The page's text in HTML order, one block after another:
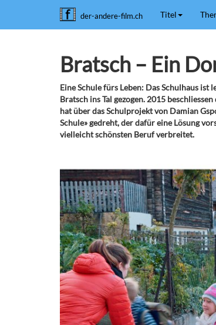
der-andere-film.ch Titel
Bratsch – Ein
Eine Schule fürs Leben: Das Schulhaus
Bratsch ins Tal gezogen. 2015
hat über das Schulprojekt von Damian
Schule» gedreht, der dafür eine Lösung
vielleicht schönsten Beruf verbreitet.